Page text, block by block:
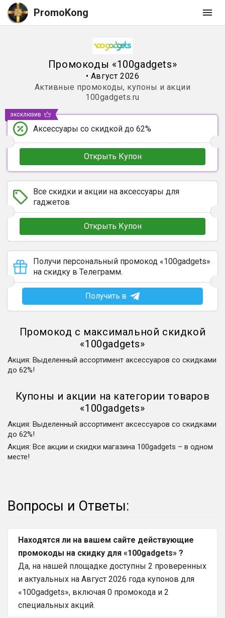
PromoKong
Промокоды «100gadgets»
• Август 2026
Активные промокоды, купоны и акции
100gadgets.ru
Аксессуары со скидкой до 62%
Открыть Купон
эксклюзив
Все скидки и акции на аксессуары для
гаджетов
Открыть Купон
Получи персональный промокод «100gadgets»
на скидку в Телеграмм.
Получить в
Промокод с максимальной скидкой
«100gadgets»
Акция: Выделенный ассортимент аксессуаров со скидками
до 62%!
Купоны и акции на категории товаров
«100gadgets»
Акция: Выделенный ассортимент аксессуаров со скидками
до 62%!
Акция: Все акции и скидки магазина 100gadgets – в одном
месте!
Вопросы и Ответы:
Находятся ли на вашем сайте действующие
промокоды на скидку для «100gadgets» ?
Да, на нашей площадке доступны 2 проверенных
и актуальных на Август 2026 года купонов для
«100gadgets», включая 0 промокода и 2
специальных акций.